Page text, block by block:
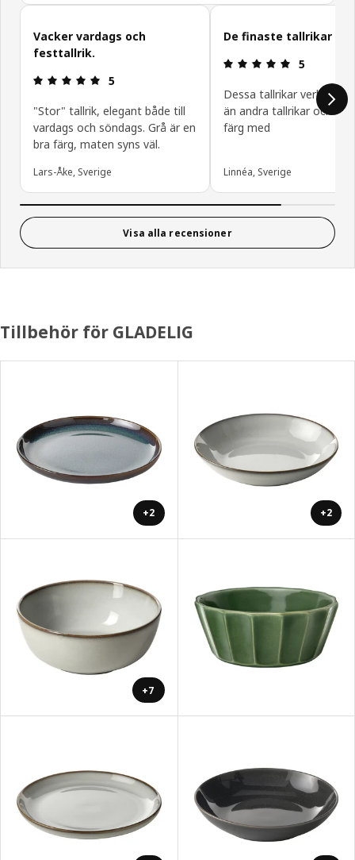
Hoppa över kundrecensioner
Vacker vardags och
festtallrik.
Recension: 5 / 5 stjärnor.
5
"Stor" tallrik, elegant både till
vardags och söndags. Grå är en
bra färg, maten syns väl.
Lars-Åke, Sverige
De finaste tallrikar
5
Dessa tallrikar verkar
än andra tallrikar och de
färg med
Linnéa, Sverige
Visa alla recensioner
Tillbehör för GLADELIG
+2 +2
+7